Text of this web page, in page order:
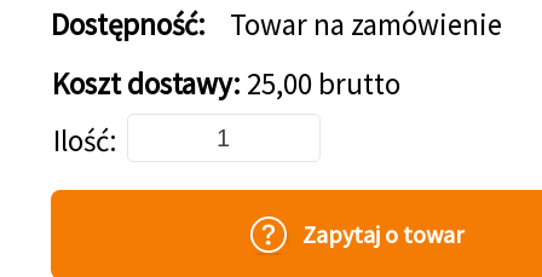
Dostępność:
Towar na zamówienie
Koszt dostawy: 25,00 brutto
Dodaj do koszyka
Ilość
Zapytaj o towar